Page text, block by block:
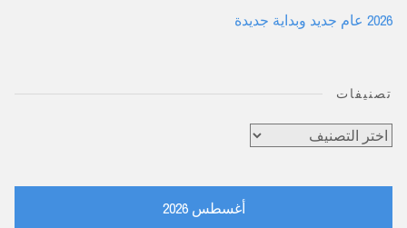
2026 عام جديد وبداية جديدة
تصنيفات
تصنيفات
أغسطس 2026